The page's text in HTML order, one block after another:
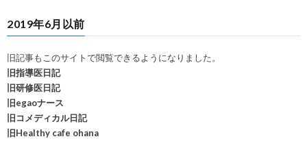
2019年6月以前
旧記事もこのサイトで閲覧できるようになりました。
旧指導医日記
旧研修医日記
旧egaoナース
旧コメディカル日記
旧Healthy cafe ohana